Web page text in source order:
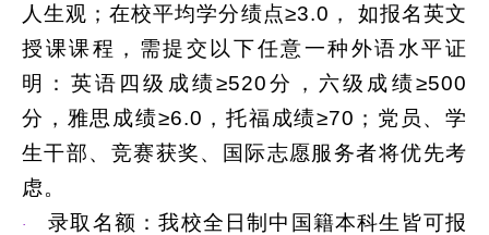
人生观；在校平均学分绩点≥3.0， 如报名英文
授课课程，需提交以下任意一种外语水平证
明：英语四级成绩≥520分，六级成绩≥500
分，雅思成绩≥6.0，托福成绩≥70；党员、学
生干部、竞赛获奖、国际志愿服务者将优先考
虑。
·
录取名额：我校全日制中国籍本科生皆可报